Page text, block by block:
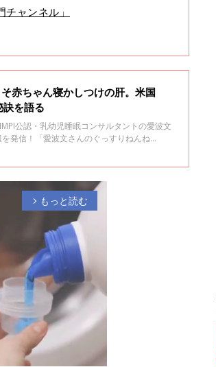
ャンネル」
赤ちゃん寝かしつけの肝。米国
を語る
公認・乳幼児睡眠コンサルタントの愛波文
発信！「愛波文さんのぐっすりねんね
arrow_forward_ios もっと読む